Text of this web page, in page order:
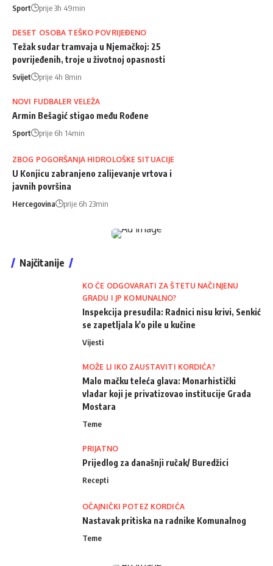
Sport prije 3h 49min
DESET OSOBA TEŠKO POVRIJEĐENO
Težak sudar tramvaja u Njemačkoj: 25
povrijeđenih, troje u životnoj opasnosti
Svijet prije 4h 8min
NOVI FUDBALER VELEŽA
Armin Bešagić stigao među Rođene
Sport prije 6h 14min
ZBOG POGORŠANJA HIDROLOŠKE SITUACIJE
U Konjicu zabranjeno zalijevanje vrtova i
javnih površina
Hercegovina prije 6h 23min
Najčitanije
KO ĆE ODGOVARATI ZA ŠTETU NAČINJENU
GRADU I JP KOMUNALNO?
Inspekcija presudila: Radnici nisu krivi, Senkić
se zapetljala k'o pile u kučine
Vijesti
MOŽE LI IKO ZAUSTAVITI KORDIĆA?
Malo mačku teleća glava: Monarhistički
vladar koji je privatizovao institucije Grada
Mostara
Teme
PRIJATNO
Prijedlog za današnji ručak/ Buredžici
Recepti
OČAJNIČKI POTEZ KORDIĆA
Nastavak pritiska na radnike Komunalnog
Teme